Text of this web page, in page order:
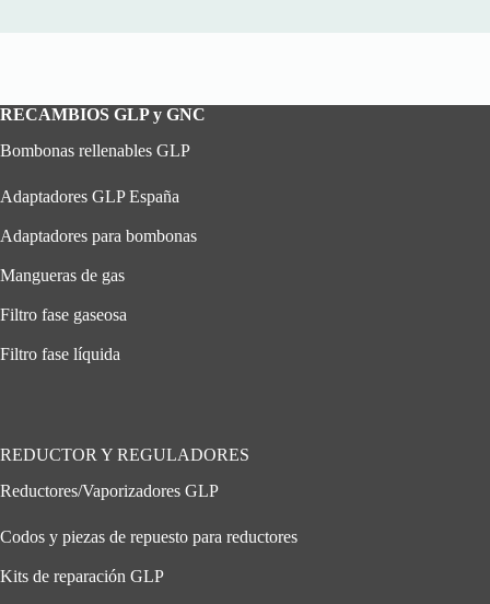
RECAMBIOS GLP y GNC
Bombonas rellenables GLP
Adaptadores GLP España
Adaptadores para bombonas
Mangueras de gas
Filtro fase gaseosa
Filtro fase líquida
REDUCTOR Y REGULADORES
Reductores/Vaporizadores GLP
Codos y piezas de repuesto para reductores
Kits de reparación GLP